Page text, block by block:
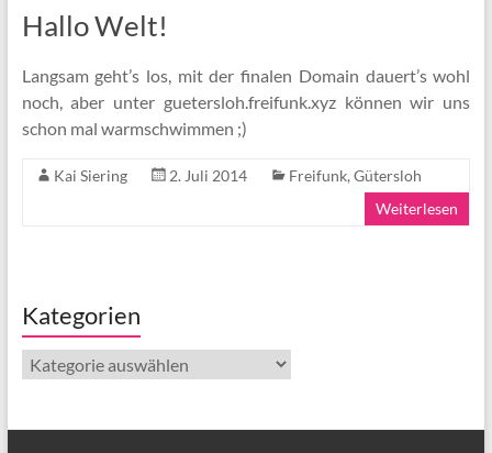
Hallo Welt!
Langsam geht’s los, mit der finalen Domain dauert’s wohl
noch, aber unter guetersloh.freifunk.xyz können wir uns
schon mal warm­schwimmen ;)
Kai Siering 2. Juli 2014 Freifunk, Gütersloh
Weiterlesen
Kategorien
Kategorien